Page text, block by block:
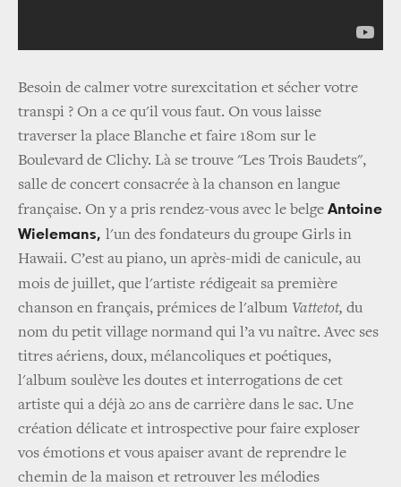
Besoin de calmer votre surexcitation et sécher votre
transpi ? On a ce qu'il vous faut. On vous laisse
traverser la place Blanche et faire 180m sur le
Boulevard de Clichy. Là se trouve "Les Trois Baudets",
salle de concert consacrée à la chanson en langue
française. On y a pris rendez-vous avec le belge Antoine
Wielemans, l'un des fondateurs du groupe Girls in
Hawaii. C’est au piano, un après-midi de canicule, au
mois de juillet, que l'artiste rédigeait sa première
chanson en français, prémices de l'album Vattetot, du
nom du petit village normand qui l’a vu naître. Avec ses
titres aériens, doux, mélancoliques et poétiques,
l'album soulève les doutes et interrogations de cet
artiste qui a déjà 20 ans de carrière dans le sac. Une
création délicate et introspective pour faire exploser
vos émotions et vous apaiser avant de reprendre le
chemin de la maison et retrouver les mélodies